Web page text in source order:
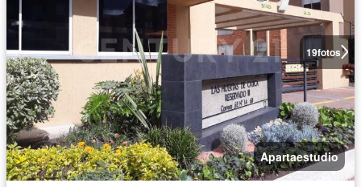
19fotos
Apartaestudio